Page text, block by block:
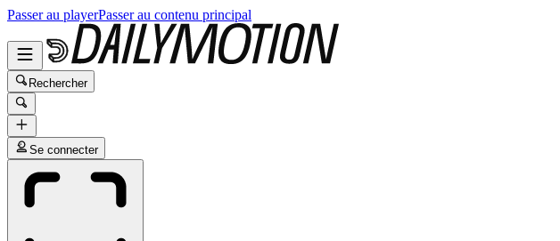
Passer au playerPasser au contenu principal
Rechercher
Se connecter